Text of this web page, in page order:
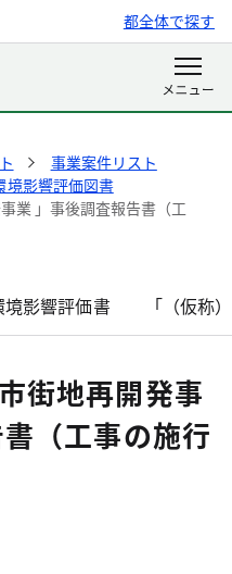
都全体で探す
事業案件リスト
境影響評価図書
業 」事後調査報告書（工
境影響評価書 「（仮称
街地再開発事
（工事の施行